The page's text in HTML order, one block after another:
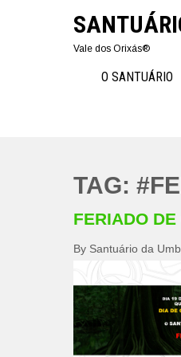
Vale dos Orixás®
O SANTUÁRIO
TAG:
FERIADO
By Santuário da